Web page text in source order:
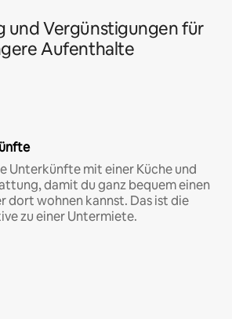
und Vergünstigungen für
Aufenthalte
Unterkünfte mit einer Küche und
damit du ganz bequem einen
dort wohnen kannst. Das ist die
zu einer Untermiete.